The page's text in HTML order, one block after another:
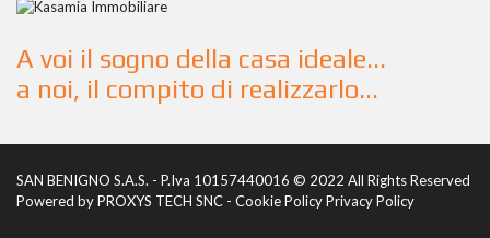
A voi il sogno della casa ideale...
a noi, il compito di realizzarlo...
SAN BENIGNO S.A.S. - P.Iva 10157440016 © 2022 All Rights Reserved
Powered byPROXYS TECH SNC - Cookie PolicyPrivacy Policy